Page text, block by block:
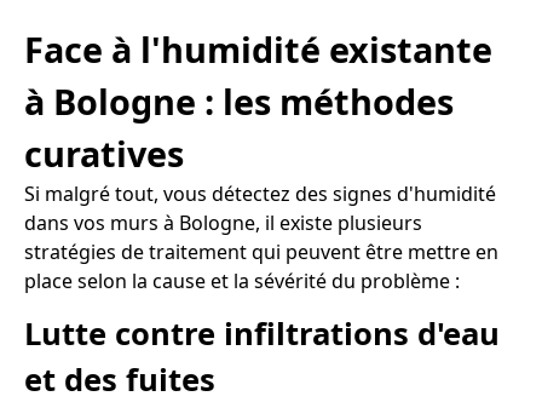
Face à l'humidité existante
à Bologne : les méthodes
curatives
Si malgré tout, vous détectez des signes d'humidité
dans vos murs à Bologne, il existe plusieurs
stratégies de traitement qui peuvent être mettre en
place selon la cause et la sévérité du problème :
Lutte contre infiltrations d'eau
et des fuites